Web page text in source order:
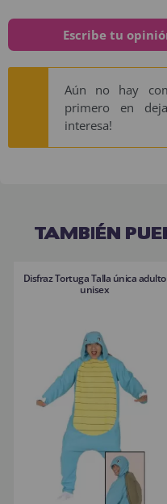
Escribe tu
Aún no hay
primero en
interesa!
TAMBIÉN
Disfraz Tortuga Talla única adulto
unisex